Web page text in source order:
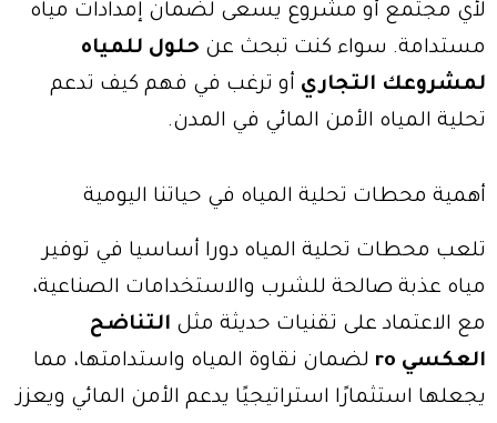
لأي مجتمع أو مشروع يسعى لضمان إمدادات مياه
مستدامة. سواء كنت تبحث عن حلول للمياه
لمشروعك التجاري أو ترغب في فهم كيف تدعم
تحلية المياه الأمن المائي في المدن.
أهمية محطات تحلية المياه في حياتنا اليومية
تلعب محطات تحلية المياه دورا أساسيا في توفير
مياه عذبة صالحة للشرب والاستخدامات الصناعية،
مع الاعتماد على تقنيات حديثة مثل التناضح
العكسي ro
لضمان نقاوة المياه واستدامتها، مما
يجعلها استثمارًا استراتيجيًا يدعم الأمن المائي ويعزز